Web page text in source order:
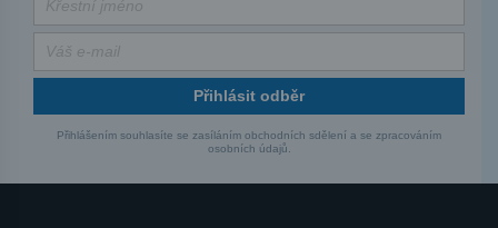
Přihlásit odběr
Přihlášením souhlasíte se zasíláním obchodních sdělení a se zpracováním
osobních údajů.